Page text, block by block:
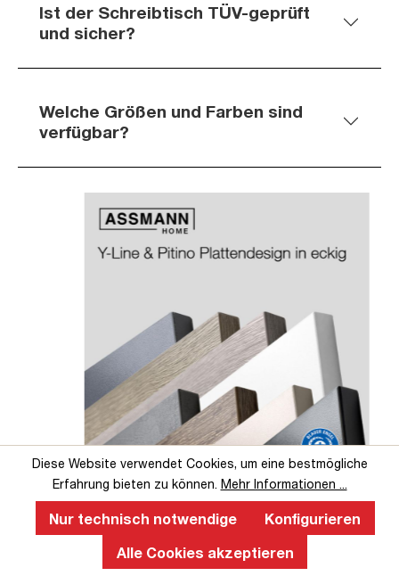
Ist der Schreibtisch TÜV-geprüft
und sicher?
Welche Größen und Farben sind
verfügbar?
Perfekte Ergonomie an einem
höhenverstellbaren Schreibtisch
Ein ergonomischer, höhenverstellbarer Schreibtisch fördert
Diese Website verwendet Cookies, um eine bestmögliche
Erfahrung bieten zu können. Mehr Informationen ...
Nur technisch notwendige
Konfigurieren
Alle Cookies akzeptieren